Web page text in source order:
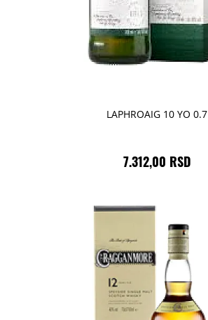
LAPHROAIG 10 YO 0.7
7.312,00 RSD